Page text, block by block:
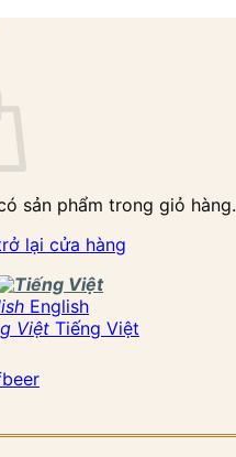
sản phẩm trong giỏ hàng.
lại cửa hàng
English
Tiếng Việt